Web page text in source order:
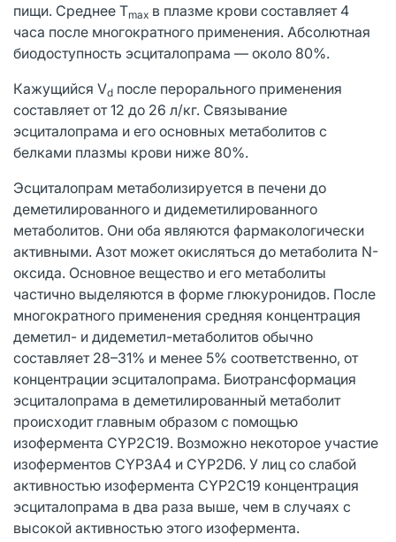
пищи. Среднее Tmax в плазме крови составляет 4
часа после многократного применения. Абсолютная
биодоступность эсциталопрама — около 80%.
Кажущийся Vd после перорального применения
составляет от 12 до 26 л/кг. Связывание
эсциталопрама и его основных метаболитов с
белками плазмы крови ниже 80%.
Эсциталопрам метаболизируется в печени до
деметилированного и дидеметилированного
метаболитов. Они оба являются фармакологически
активными. Азот может окисляться до метаболита N-
оксида. Основное вещество и его метаболиты
частично выделяются в форме глюкуронидов. После
многократного применения средняя концентрация
деметил- и дидеметил-метаболитов обычно
составляет 28–31% и менее 5% соответственно, от
концентрации эсциталопрама. Биотрансформация
эсциталопрама в деметилированный метаболит
происходит главным образом с помощью
изофермента CYP2C19. Возможно некоторое участие
изоферментов CYP3A4 и CYP2D6. У лиц со слабой
активностью изофермента CYP2C19 концентрация
эсциталопрама в два раза выше, чем в случаях с
высокой активностью этого изофермента.